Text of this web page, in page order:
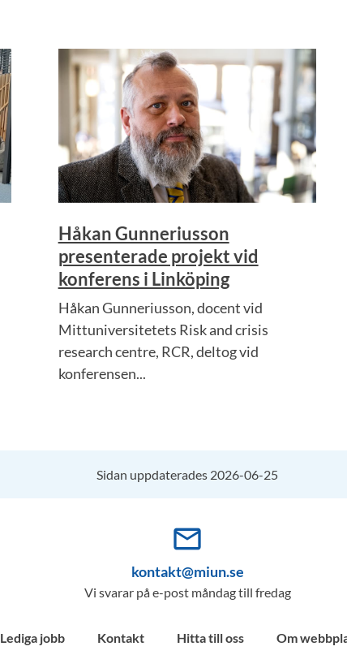
Håkan Gunneriusson
presenterade projekt vid
konferens i Linköping
Håkan Gunneriusson, docent vid
Mittuniversitetets Risk and crisis
research centre, RCR, deltog vid
konferensen...
Sidan uppdaterades 2026-06-25
mail_outline
kontakt@miun.se
Vi svarar på e-post måndag till fredag
Lediga jobb Kontakt Hitta till oss Om